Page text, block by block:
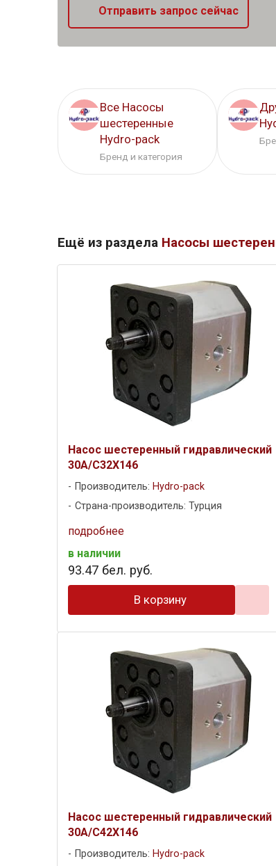
Отправить запрос сейчас
Все Насосы
шестеренные
Hydro-pack
Бренд и категория
Ещё из раздела Насосы
Насос шестеренный гидравлический
30A/C32X146
Производитель: Hydro-pack
Страна-производитель: Турция
подробнее
в наличии
93.47бел. руб.
В корзину
Насос шестеренный гидравлический
30A/C42X146
Производитель: Hydro-pack